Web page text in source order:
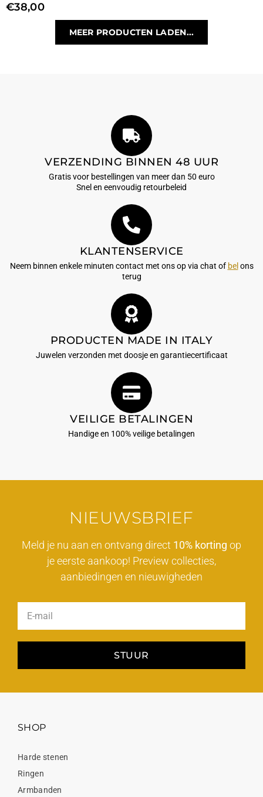
€38,00
MEER PRODUCTEN LADEN...
VERZENDING BINNEN 48 UUR
Gratis voor bestellingen van meer dan 50 euro
Snel en eenvoudig retourbeleid
KLANTENSERVICE
Neem binnen enkele minuten contact met ons op via chat of bel ons
terug
PRODUCTEN MADE IN ITALY
Juwelen verzonden met doosje en garantiecertificaat
VEILIGE BETALINGEN
Handige en 100% veilige betalingen
NIEUWSBRIEF
Meld je nu aan en ontvang direct 10% korting op
je eerste aankoop! Preview collecties,
aanbiedingen en nieuwigheden
STUUR
SHOP
Harde stenen
Ringen
Armbanden